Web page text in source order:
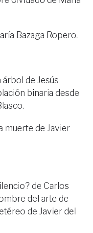
Bazaga Ropero.
de Jesús
binaria desde
muerte de Javier
de Carlos
del arte de
de Javier del